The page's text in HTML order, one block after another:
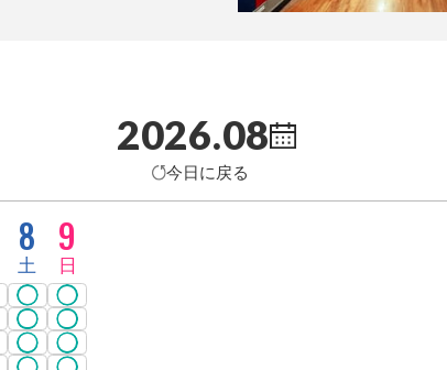
2026.08
今日に戻る
8
土
9
日